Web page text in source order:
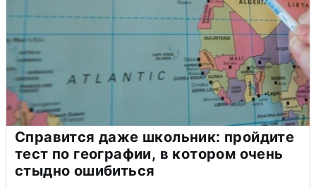
Справится даже школьник: пройдите
тест по географии, в котором очень
стыдно ошибиться